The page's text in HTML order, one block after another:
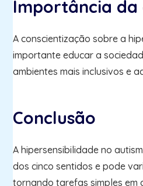
Importância da
A conscientização sobre a
importante educar a
ambientes mais inclusivos e
Conclusão
A hipersensibilidade no
dos cinco sentidos e pode
tornando tarefas simples em